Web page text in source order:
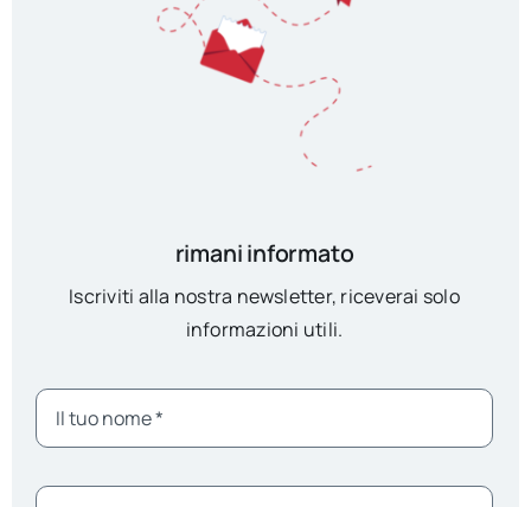
rimani informato
Iscriviti alla nostra newsletter, riceverai solo
informazioni utili.